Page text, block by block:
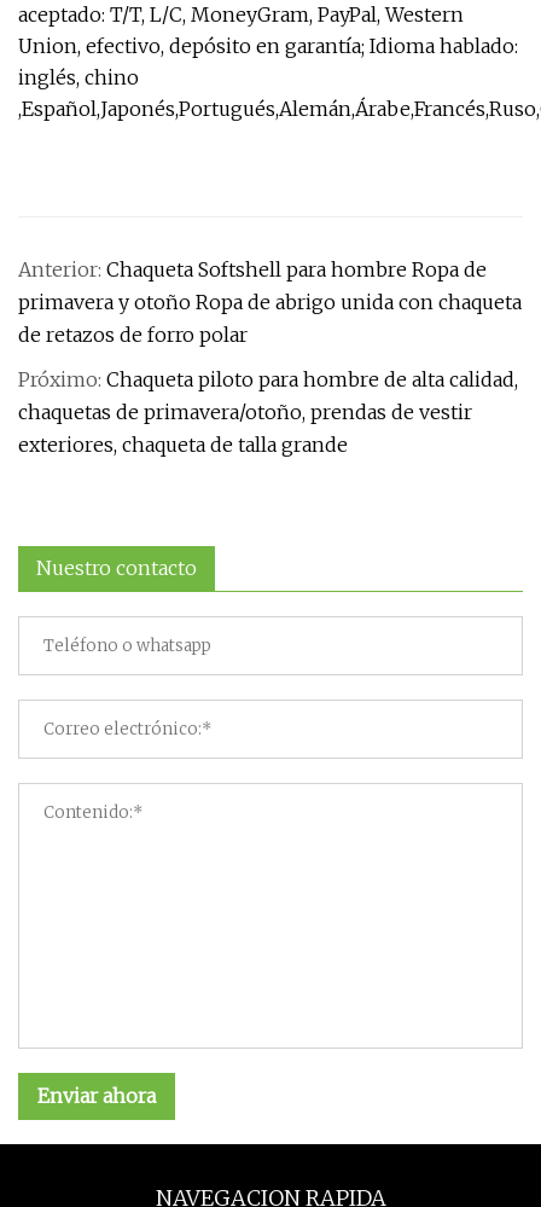
aceptado: T/T, L/C, MoneyGram, PayPal, Western
Union, efectivo, depósito en garantía; Idioma hablado:
inglés, chino
Anterior: Chaqueta Softshell para hombre Ropa de
primavera y otoño Ropa de abrigo unida con chaqueta
de retazos de forro polar
Próximo: Chaqueta piloto para hombre de alta calidad,
chaquetas de primavera/otoño, prendas de vestir
exteriores, chaqueta de talla grande
Nuestro contacto
Enviar ahora
NAVEGACION RAPIDA